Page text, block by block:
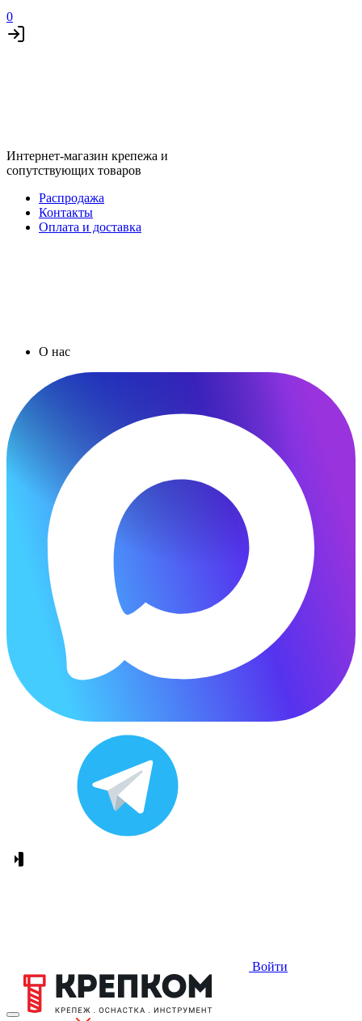
0
Интернет-магазин крепежа и
сопутствующих товаров
Распродажа
Контакты
Оплата и доставка
О нас
Войти